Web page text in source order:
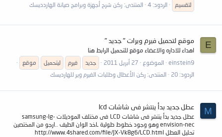
لتقسيم
الردود: 4 المنتدى: ركن شرح أجهزة وبرامج صيانة الهاردديسك
E موقع لتحميل فيرم ويرات " جديد "
اهداء للاداره والاعضاء موقع للتحميل الرابط هنا
einstein9
الموضوع 27 أبريل 2011 جديد فيرم ليتحميل
موقع
الردود: 20
المنتدى: ركن الأعطال وطلبات الفيرم وير للهارديسك
M عطل جديد بدأ ينتشر فى شاشات lcd
عطل جديد بدأ ينتشر فى شاشات LCD فى مختلف الموديلات samsung-lg-
envision-nec وهو وجود خطوط طولية ـاخد الوان الطيف ..ارجو من المختصين
تحليل العطل http://www.4shared.com/file/JX-Vk8g6/LCD.html